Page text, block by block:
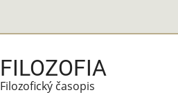
FILOZOFIA
Filozofický časopis